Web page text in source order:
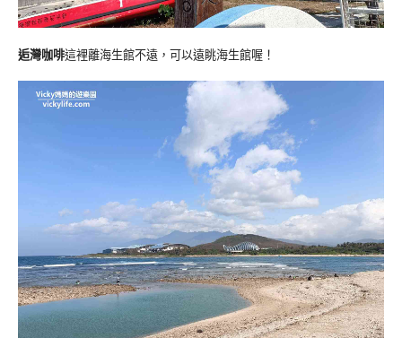
逅灣咖啡這裡離海生館不遠，可以遠眺海生館喔！